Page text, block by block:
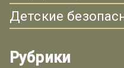
Детские
Рубрики